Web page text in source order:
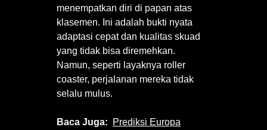
menempatkan diri di papan atas
klasemen. Ini adalah bukti nyata
adaptasi cepat dan kualitas skuad
yang tidak bisa diremehkan.
Namun, seperti layaknya roller
coaster, perjalanan mereka tidak
selalu mulus.
Baca Juga:
Prediksi Europa